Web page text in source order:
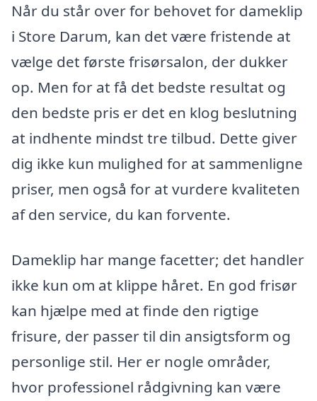
Når du står over for behovet for dameklip
i Store Darum, kan det være fristende at
vælge det første frisørsalon, der dukker
op. Men for at få det bedste resultat og
den bedste pris er det en klog beslutning
at indhente mindst tre tilbud. Dette giver
dig ikke kun mulighed for at sammenligne
priser, men også for at vurdere kvaliteten
af den service, du kan forvente.
Dameklip har mange facetter; det handler
ikke kun om at klippe håret. En god frisør
kan hjælpe med at finde den rigtige
frisure, der passer til din ansigtsform og
personlige stil. Her er nogle områder,
hvor professionel rådgivning kan være